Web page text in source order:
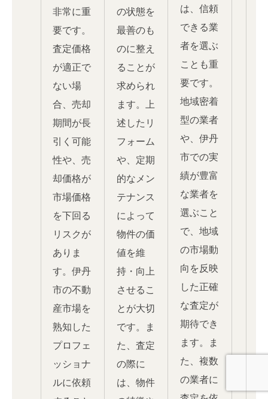
非常に重
要です。
査定価格
が適正で
ない場
合、売却
期間が長
引く可能
性や、売
却価格が
市場価格
を下回る
リスクが
ありま
す。伊丹
市の不動
産市場を
熟知した
プロフェ
ッショナ
ルに依頼
の状態を
最善のも
のに整え
ることが
求められ
ます。上
述したリ
フォーム
や、定期
的なメン
テナンス
によって
物件の価
値を維
持・向上
させるこ
とが大切
です。ま
た、査定
の際に
は、物件
は、信頼
できる業
者を選ぶ
ことも重
要です。
地域密着
型の業者
や、伊丹
市での実
績が豊富
な業者を
選ぶこと
で、地域
の市場動
向を反映
した正確
な査定が
期待でき
ます。ま
た、複数
の業者に